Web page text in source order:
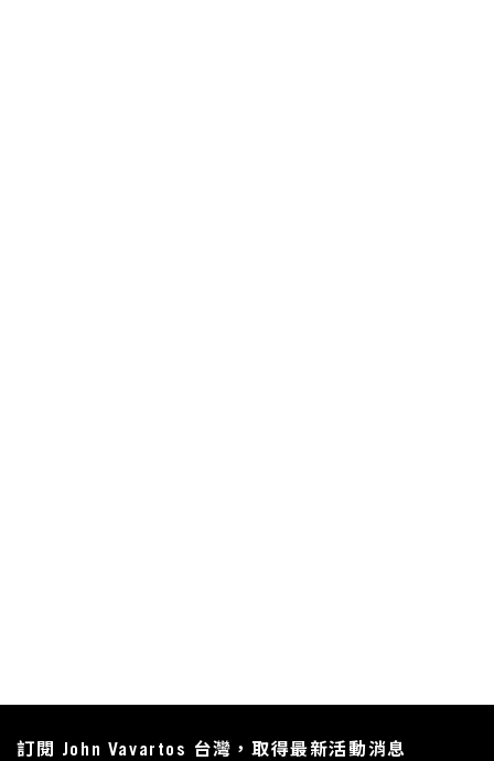
訂閱 John Vavartos 台灣，取得最新活動消息